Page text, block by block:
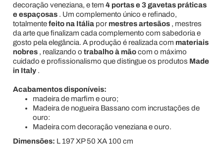
decoração veneziana, e tem 4 portas e 3 gavetas práticas
e espaçosas. Um complemento único e refinado,
totalmentefeito na Itáliapor mestres artesãos, mestres
da arte que finalizam cada complemento com sabedoria e
gosto pela elegância. A produção é realizada com materiais
nobres, realizando o trabalho à mãocom o máximo
cuidado e profissionalismo que distingue os produtos Made
in Italy.
Acabamentos disponíveis:
madeira de marfim e ouro;
Madeira de nogueira Bassano com incrustações de
ouro:
Madeira com decoração veneziana e ouro.
Dimensões: L 197 XP 50 XA 100 cm